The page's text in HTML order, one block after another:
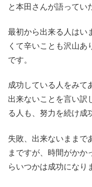
と本田さんが語ってい
最初から出来る人はい
くて辛いことも沢山あ
です。
成功している人をみて
出来ないことを言い訳
る人も、努力を続け成
失敗、出来ないままで
まですが、時間がかか
らいつかは成功になり